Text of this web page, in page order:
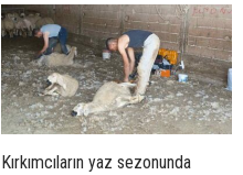
Kırkımcıların yaz sezonunda